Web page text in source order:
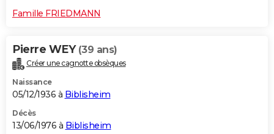
Famille FRIEDMANN
Pierre WEY (39 ans)
Créer une cagnotte obsèques
Naissance
05/12/1936 à Biblisheim
Décès
13/06/1976 à Biblisheim